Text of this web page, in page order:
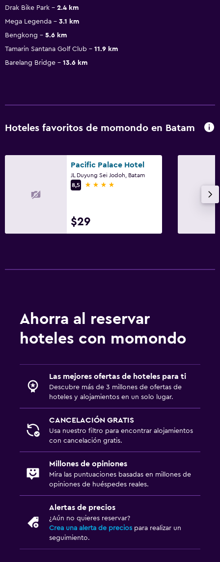
Drak Bike Park
2.4 km
Mega Legenda
3.1 km
Bengkong
5.6 km
Tamarin Santana Golf Club
11.9 km
Barelang Bridge
13.6 km
Hoteles favoritos de momondo en Batam
Pacific Palace Hotel
JL Duyung Sei Jodoh, Batam
8,5
4 estrellas
$29
Ahorra al reservar
hoteles con momondo
Las mejores ofertas de hoteles para ti
Descubre más de 3 millones de ofertas de
hoteles y alojamientos en un solo lugar.
CANCELACIÓN GRATIS
Usa nuestro filtro para encontrar alojamientos
con cancelación gratis.
Millones de opiniones
Mira las puntuaciones basadas en millones de
opiniones de huéspedes reales.
Alertas de precios
¿Aún no quieres reservar?
Crea una alerta de precios para realizar un
seguimiento.